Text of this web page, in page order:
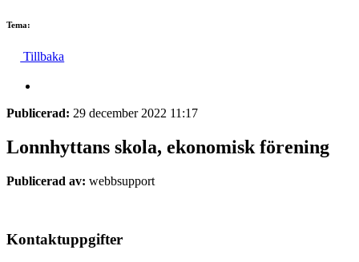
Tema:
Tillbaka
Publicerad: 29 december 2022 11:17
Lonnhyttans skola, ekonomisk förening
Publicerad av: webbsupport
Kontaktuppgifter